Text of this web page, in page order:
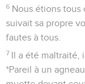
6 Nous étions tous
suivait sa propre
fautes à tous.
7 Il a été maltraité,
*Pareil à un